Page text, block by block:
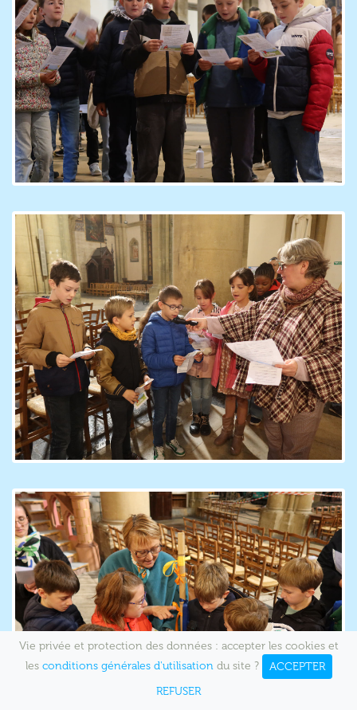
Vie privée et protection des données : accepter les cookies et
les conditions générales d'utilisationdu site ?
ACCEPTER
REFUSER